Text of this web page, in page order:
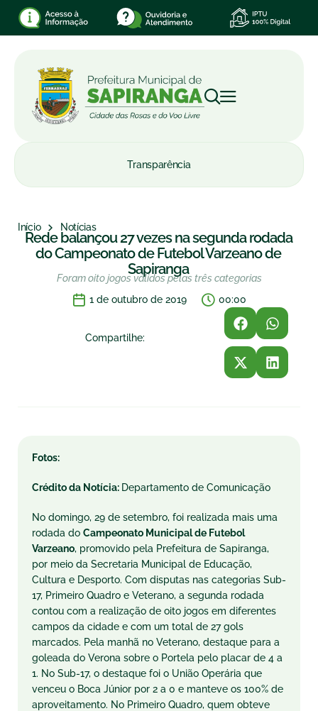
Transparência
Início Notícias
Rede balançou 27 vezes na segunda rodada
do Campeonato de Futebol Varzeano de
Sapiranga
Foram oito jogos válidos pelas três categorias
1 de outubro de 2019
00:00
Compartilhe:
Fotos:
Crédito da Notícia: Departamento de Comunicação
No domingo, 29 de setembro, foi realizada mais uma
rodada do Campeonato Municipal de Futebol
Varzeano, promovido pela Prefeitura de Sapiranga,
por meio da Secretaria Municipal de Educação,
Cultura e Desporto. Com disputas nas categorias Sub-
17, Primeiro Quadro e Veterano, a segunda rodada
contou com a realização de oito jogos em diferentes
campos da cidade e com um total de 27 gols
marcados. Pela manhã no Veterano, destaque para a
goleada do Verona sobre o Portela pelo placar de 4 a
1. No Sub-17, o destaque foi o União Operária que
venceu o Boca Júnior por 2 a 0 e manteve os 100% de
aproveitamento. No Primeiro Quadro, quem obteve